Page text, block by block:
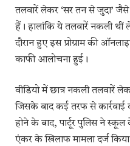
तलवारें लेकर ‘सर तन से जुदा’ जैसे
हैं। हालांकि ये तलवारें नकली थीं
दौरान हुए इस प्रोग्राम की
काफी आलोचना हुई।
वीडियो में छात्र नकली तलवारें
जिसके बाद कई तरफ से कार्रवाई
होने के बाद, पार्टूर पुलिस ने स्कूल
एंकर के खिलाफ मामला दर्ज